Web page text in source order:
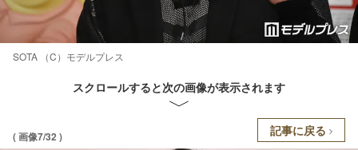
SOTA （C）モデルプレス
スクロールすると次の画像が表示されます
( 画像7/32 ) 記事に戻る